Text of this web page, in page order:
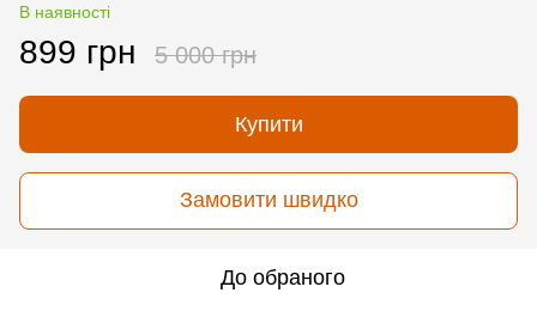
В наявності
899 грн 5 000 грн
Купити
Замовити швидко
До обраного